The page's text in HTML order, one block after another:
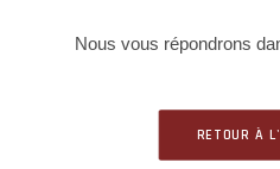
Nous vous répondrons
RETOUR À